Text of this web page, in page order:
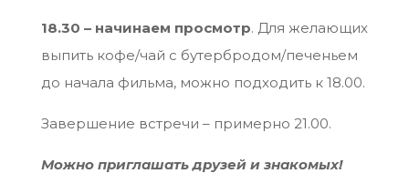
18.30 – начинаем просмотр. Для желающих
выпить кофе/чай с бутербродом/печеньем
до начала фильма, можно подходить к 18.00.
Завершение встречи – примерно 21.00.
Можно приглашать друзей и знакомых!